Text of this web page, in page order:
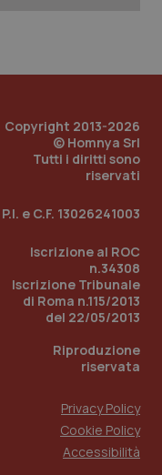
Copyright 2013-2026
© Homnya Srl
Tutti i diritti sono
riservati
P.I. e C.F. 13026241003
Iscrizione al ROC
n.34308
Iscrizione Tribunale
di Roma n.115/2013
del 22/05/2013
Riproduzione
riservata
Privacy Policy
Cookie Policy
Accessibilità
www.quotidianosanita.it
1
mese